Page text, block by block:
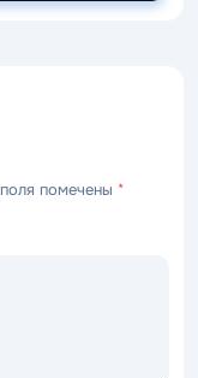
помечены *